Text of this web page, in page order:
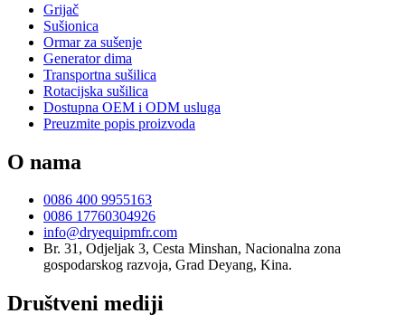
Grijač
Sušionica
Ormar za sušenje
Generator dima
Transportna sušilica
Rotacijska sušilica
Dostupna OEM i ODM usluga
Preuzmite popis proizvoda
O nama
0086 400 9955163
0086 17760304926
info@dryequipmfr.com
Br. 31, Odjeljak 3, Cesta Minshan, Nacionalna zona
gospodarskog razvoja, Grad Deyang, Kina.
Društveni mediji